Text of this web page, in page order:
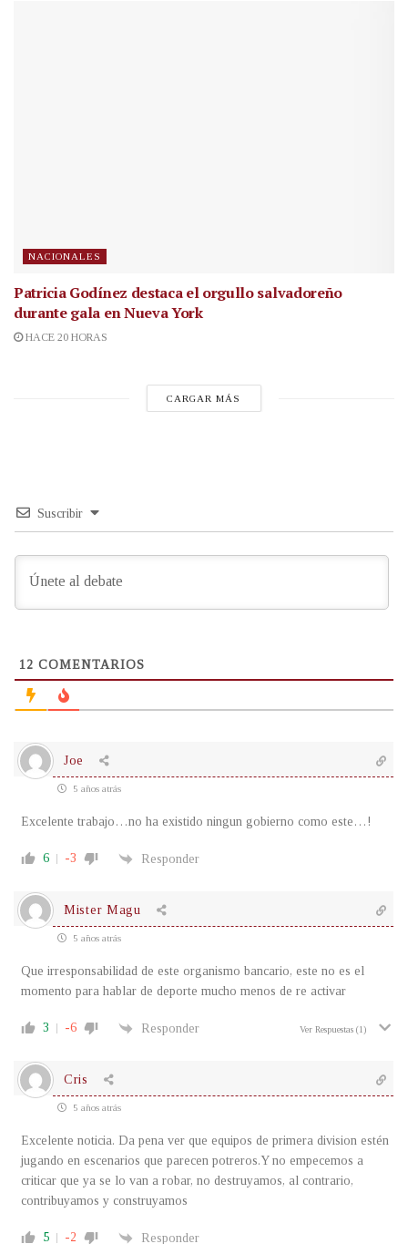
NACIONALES
Patricia Godínez destaca el orgullo salvadoreño
durante gala en Nueva York
HACE 20 HORAS
CARGAR MÁS
Suscribir
12 COMENTARIOS
Joe
5 años atrás
Excelente trabajo…no ha existido ningun gobierno como este…!
6 -3 Responder
Mister Magu
5 años atrás
Que irresponsabilidad de este organismo bancario, este no es el
momento para hablar de deporte mucho menos de re activar
3 -6 Responder Ver Respuestas (1)
Cris
5 años atrás
Excelente noticia. Da pena ver que equipos de primera division estén
jugando en escenarios que parecen potreros.Y no empecemos a
criticar que ya se lo van a robar, no destruyamos, al contrario,
contribuyamos y construyamos
5 -2 Responder